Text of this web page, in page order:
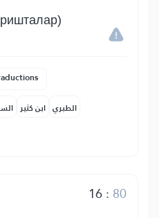
ابن كثير الطبري
16: 80